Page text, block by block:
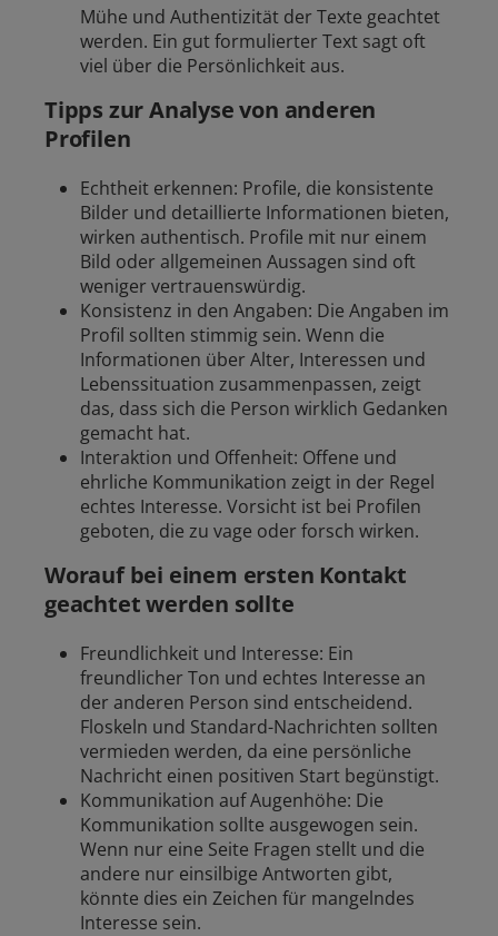
Mühe und Authentizität der Texte geachtet
werden. Ein gut formulierter Text sagt oft
viel über die Persönlichkeit aus.
Tipps zur Analyse von anderen
Profilen
Echtheit erkennen: Profile, die konsistente
Bilder und detaillierte Informationen bieten,
wirken authentisch. Profile mit nur einem
Bild oder allgemeinen Aussagen sind oft
weniger vertrauenswürdig.
Konsistenz in den Angaben: Die Angaben im
Profil sollten stimmig sein. Wenn die
Informationen über Alter, Interessen und
Lebenssituation zusammenpassen, zeigt
das, dass sich die Person wirklich Gedanken
gemacht hat.
Interaktion und Offenheit: Offene und
ehrliche Kommunikation zeigt in der Regel
echtes Interesse. Vorsicht ist bei Profilen
geboten, die zu vage oder forsch wirken.
Worauf bei einem ersten Kontakt
geachtet werden sollte
Freundlichkeit und Interesse: Ein
freundlicher Ton und echtes Interesse an
der anderen Person sind entscheidend.
Floskeln und Standard-Nachrichten sollten
vermieden werden, da eine persönliche
Nachricht einen positiven Start begünstigt.
Kommunikation auf Augenhöhe: Die
Kommunikation sollte ausgewogen sein.
Wenn nur eine Seite Fragen stellt und die
andere nur einsilbige Antworten gibt,
könnte dies ein Zeichen für mangelndes
Interesse sein.